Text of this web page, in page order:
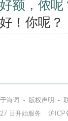
额，侬呢
！你呢？
海词 - 版权声明 -
日开始服务 沪ICP